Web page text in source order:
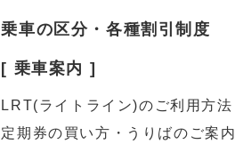
乗車の区分・各種割引制度
[ 乗車案内 ]
LRT(ライトライン)のご利用方法
定期券の買い方・うりばのご案内